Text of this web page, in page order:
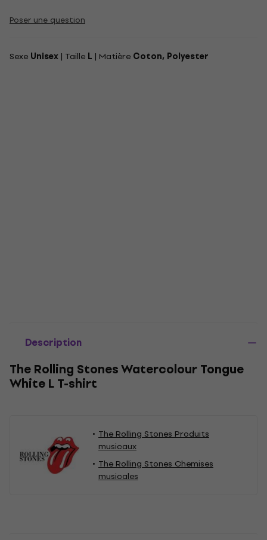
Poser une question
Sexe Unisex | Taille L | Matière Coton, Polyester
Description
The Rolling Stones Watercolour Tongue
White L T-shirt
The Rolling Stones Produits
musicaux
The Rolling Stones Chemises
musicales